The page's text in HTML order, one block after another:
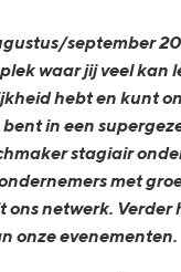
september
waar jij veel kan
hebt en kunt
in een
stagiair
met
ons netwerk. Verder
onze evenementen.